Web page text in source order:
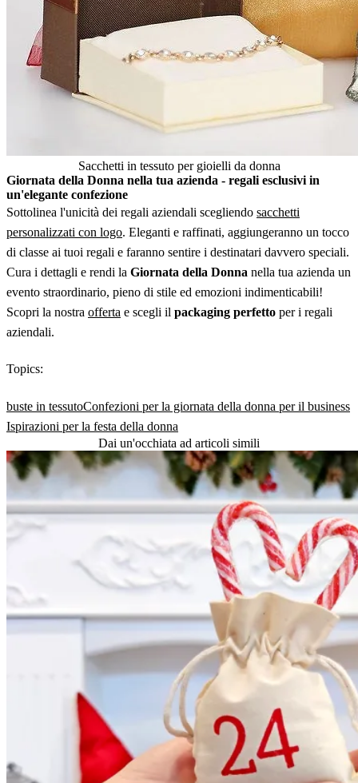
Sacchetti in tessuto per gioielli da donna
Giornata della Donna nella tua azienda - regali esclusivi in
un'elegante confezione
Sottolinea l'unicità dei regali aziendali scegliendo sacchetti
personalizzati con logo. Eleganti e raffinati, aggiungeranno un tocco
di classe ai tuoi regali e faranno sentire i destinatari davvero speciali.
Cura i dettagli e rendi la Giornata della Donna nella tua azienda un
evento straordinario, pieno di stile ed emozioni indimenticabili!
Scopri la nostra offerta e scegli il packaging perfetto per i regali
aziendali.
Topics:
buste in tessutoConfezioni per la giornata della donna per il business
Ispirazioni per la festa della donna
Dai un'occhiata ad articoli simili